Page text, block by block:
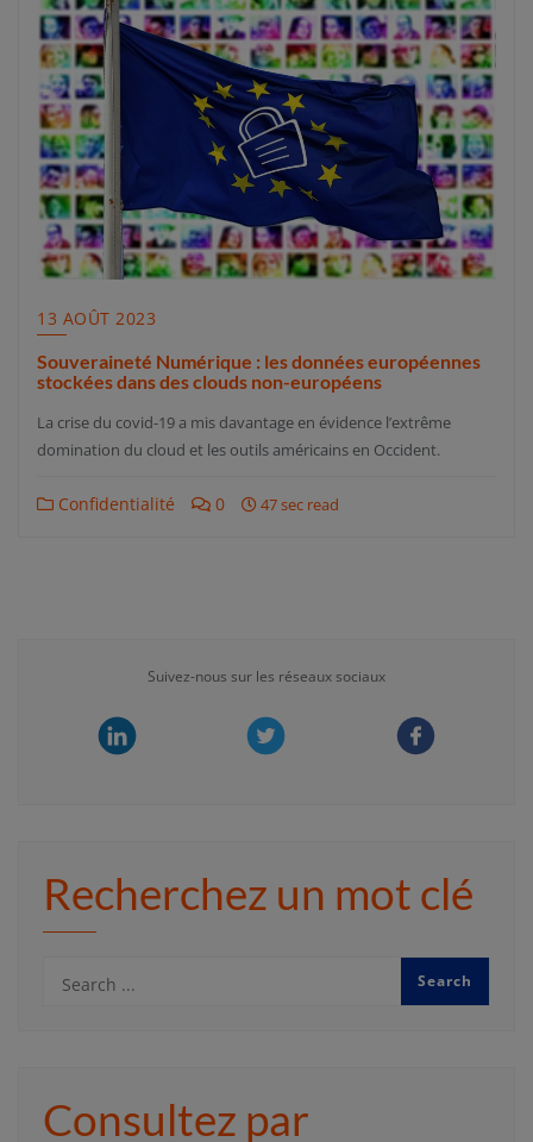
13 AOÛT 2023
Souveraineté Numérique : les données européennes
stockées dans des clouds non-européens
La crise du covid-19 a mis davantage en évidence l’extrême
domination du cloud et les outils américains en Occident.
Confidentialité 0 47 sec read
Suivez-nous sur les réseaux sociaux
Recherchez un mot clé
Consultez par